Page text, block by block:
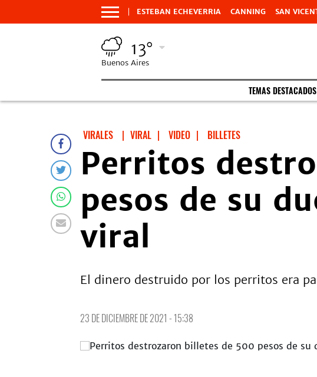
ESTEBAN ECHEVERRIA CANNING SAN
13°
Buenos Aires
TEMAS DESTACADOS
VIRALES VIRAL | VIDEO | BILLETES
Perritos
pesos de su
viral
El dinero destruido por los perritos era
23 DE DICIEMBRE DE 2021 - 15:38